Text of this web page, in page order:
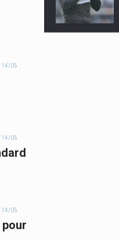
14/05
14/05
14/05